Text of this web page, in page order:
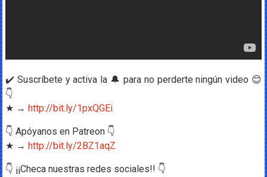
✔️ Suscríbete y activa la 🔔 para no perderte ningún video 😊
👇
★ → http://bit.ly/1pxQGEi
👇 Apóyanos en Patreon 👇
★ → http://bit.ly/2BZ1aqZ
👇 ¡¡Checa nuestras redes sociales!! 👇